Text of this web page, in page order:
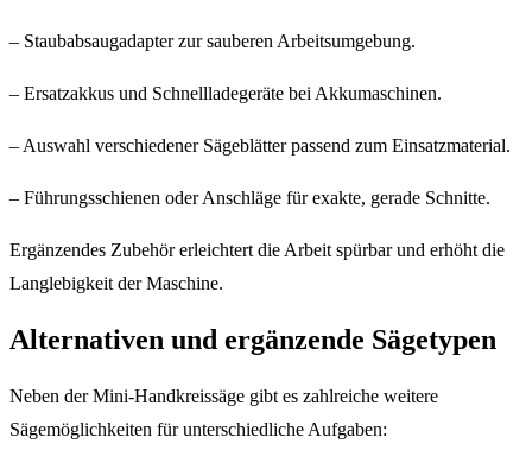
– Staubabsaugadapter zur sauberen Arbeitsumgebung.
– Ersatzakkus und Schnellladegeräte bei Akkumaschinen.
– Auswahl verschiedener Sägeblätter passend zum Einsatzmaterial.
– Führungsschienen oder Anschläge für exakte, gerade Schnitte.
Ergänzendes Zubehör erleichtert die Arbeit spürbar und erhöht die
Langlebigkeit der Maschine.
Alternativen und ergänzende Sägetypen
Neben der Mini-Handkreissäge gibt es zahlreiche weitere
Sägemöglichkeiten für unterschiedliche Aufgaben: